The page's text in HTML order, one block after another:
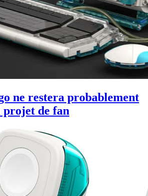
ne restera probablement
de fan